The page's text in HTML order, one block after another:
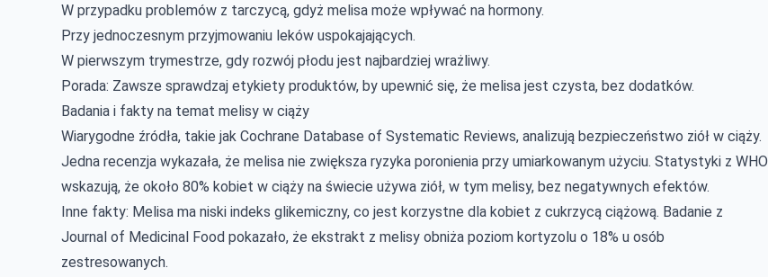
W przypadku problemów z tarczycą, gdyż melisa może wpływać na hormony.
Przy jednoczesnym przyjmowaniu leków uspokajających.
W pierwszym trymestrze, gdy rozwój płodu jest najbardziej wrażliwy.
Porada: Zawsze sprawdzaj etykiety produktów, by upewnić się, że melisa jest czysta, bez dodatków.
Badania i fakty na temat melisy w ciąży
Wiarygodne źródła, takie jak Cochrane Database of Systematic Reviews, analizują bezpieczeństwo ziół w ciąży.
Jedna recenzja wykazała, że melisa nie zwiększa ryzyka poronienia przy umiarkowanym użyciu. Statystyki z WHO
wskazują, że około 80% kobiet w ciąży na świecie używa ziół, w tym melisy, bez negatywnych efektów.
Inne fakty: Melisa ma niski indeks glikemiczny, co jest korzystne dla kobiet z cukrzycą ciążową. Badanie z
Journal of Medicinal Food pokazało, że ekstrakt z melisy obniża poziom kortyzolu o 18% u osób
zestresowanych.